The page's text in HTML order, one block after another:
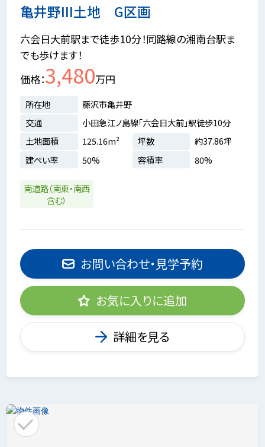
亀井野III土地 G区画
六会日大前駅まで徒歩10分！同路線の湘南台駅ま
でも歩けます！
価格 3,480万円
所在地
藤沢市亀井野
交通
小田急江ノ島線「六会日大前」駅徒歩10分
土地面積
125.16m² 坪数
約37.86坪
建ぺい率
50% 容積率 80%
南道路（南東・南西
含む）
お問い合わせ・見学予約
お気に入りに追加
詳細を見る